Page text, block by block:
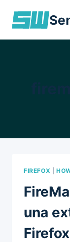
FIREFOX
una
Firefox